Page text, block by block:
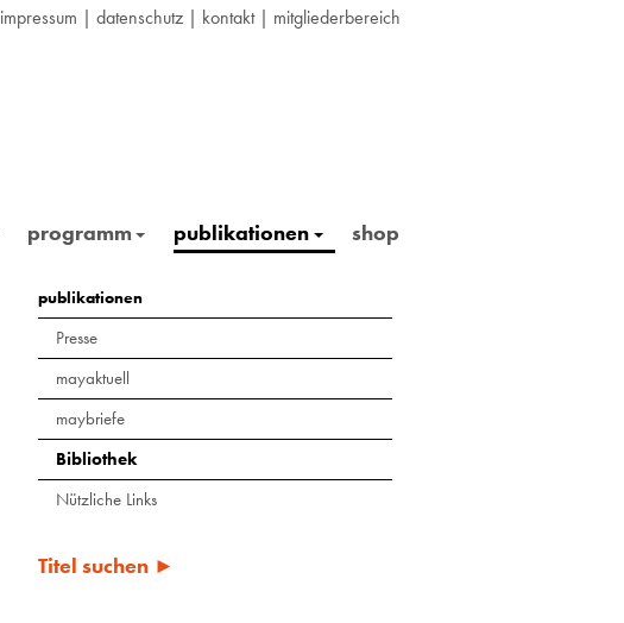
impressum | datenschutz | kontakt| mitgliederbereich
programm publikationen shop
publikationen
Presse
mayaktuell
maybriefe
Bibliothek
Nützliche Links
Titel suchen ►